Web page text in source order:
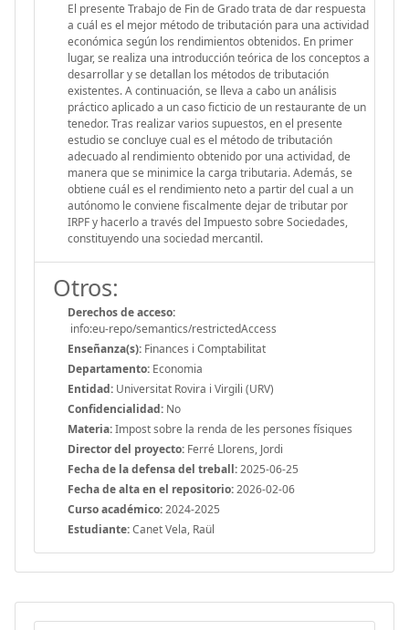
El presente Trabajo de Fin de Grado trata de dar respuesta
a cuál es el mejor método de tributación para una actividad
económica según los rendimientos obtenidos. En primer
lugar, se realiza una introducción teórica de los conceptos a
desarrollar y se detallan los métodos de tributación
existentes. A continuación, se lleva a cabo un análisis
práctico aplicado a un caso ficticio de un restaurante de un
tenedor. Tras realizar varios supuestos, en el presente
estudio se concluye cual es el método de tributación
adecuado al rendimiento obtenido por una actividad, de
manera que se minimice la carga tributaria. Además, se
obtiene cuál es el rendimiento neto a partir del cual a un
autónomo le conviene fiscalmente dejar de tributar por
IRPF y hacerlo a través del Impuesto sobre Sociedades,
constituyendo una sociedad mercantil.
Otros:
Derechos de acceso:
info:eu-repo/semantics/restrictedAccess
Enseñanza(s): Finances i Comptabilitat
Departamento: Economia
Entidad: Universitat Rovira i Virgili (URV)
Confidencialidad: No
Materia:Impost sobre la renda de les persones físiques
Director del proyecto: Ferré Llorens, Jordi
Fecha de la defensa del treball:2025-06-25
Fecha de alta en el repositorio:2026-02-06
Curso académico:2024-2025
Estudiante:Canet Vela, Raül